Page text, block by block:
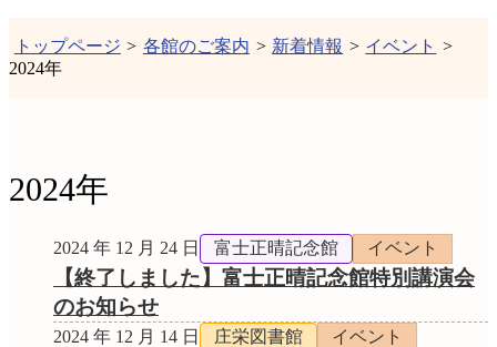
トップページ > 各館のご案内 > 新着情報 > イベント >
2024年
2024年
2024 年 12 月 24 日 富士正晴記念館 イベント
【終了しました】富士正晴記念館特別講演会
のお知らせ
2024 年 12 月 14 日 庄栄図書館 イベント